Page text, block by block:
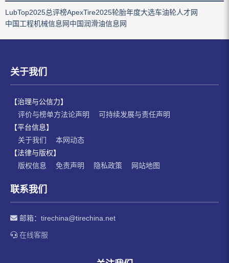
LubTop2025总评榜ApexTire2025轮胎年度大选车油轮人才网
中国工程机械信息网中国润滑油信息网
关于我们
【治理与公信力】
评价与榜单方法论声明
可持续发展与责任声明
【平台信息】
关于我们
本网动态
【法律与版权】
版权信息
免责声明 隐私政策 网站地图
联系我们
邮箱： tirechina@tirechina.net
在线客服